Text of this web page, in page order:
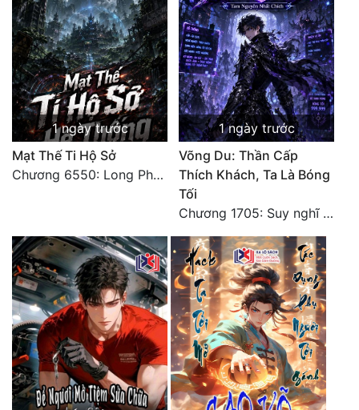
Tu Chân
Tu Tiên
Tội Phạm
Vô Địch
Võ Hiệp
Võng Du
Xuyên Nhanh
Xuyên Sách
Xuyên Thư
Điền Văn
Đô Thị
Đông Phương
1 ngày trước
Mạt Thế Ti Hộ Sở
Chương 6550: Long Phượng Thần Trận
1 ngày trước
Võng Du: Thần Cấp
Thích Khách, Ta Là Bóng
Tối
Chương 1705: Suy nghĩ sinh tồn của Vô Danh Tuyết!